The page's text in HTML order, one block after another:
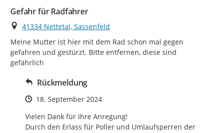
Gefahr für Radfahrer
Ort
41334 Nettetal, Sassenfeld
Meine Mutter ist hier mit dem Rad schon mal gegen
gefahren und gestürzt. Bitte entfernen, diese sind
gefährlich
Rückmeldung
Zeitpunkt des Erstellens
18. September 2024
Vielen Dank für Ihre Anregung!
Durch den Erlass für Poller und Umlaufsperren der